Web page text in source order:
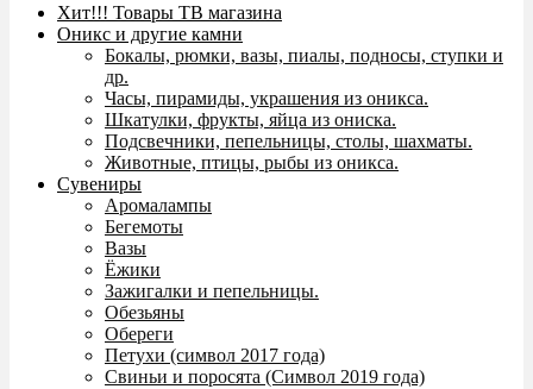
Хит!!! Товары ТВ магазина
Оникс и другие камни
Бокалы, рюмки, вазы, пиалы, подносы, ступки и
др.
Часы, пирамиды, украшения из оникса.
Шкатулки, фрукты, яйца из ониска.
Подсвечники, пепельницы, столы, шахматы.
Животные, птицы, рыбы из оникса.
Сувениры
Аромалампы
Бегемоты
Вазы
Ёжики
Зажигалки и пепельницы.
Обезьяны
Обереги
Петухи (символ 2017 года)
Свиньи и поросята (Символ 2019 года)